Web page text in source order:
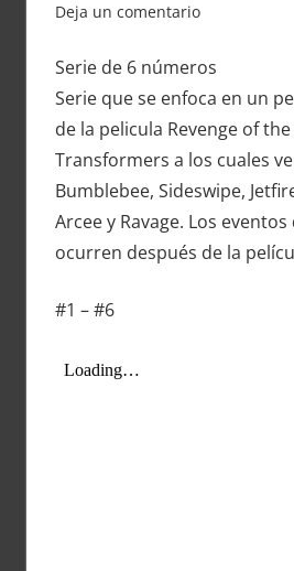
Deja un comentario
Serie de 6 números
Serie que se enfoca en un
de la pelicula Revenge of the
Transformers a los cuales
Bumblebee, Sideswipe,
Arcee y Ravage. Los
ocurren después de la
#1 – #6